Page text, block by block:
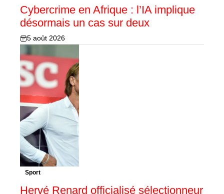
Cybercrime en Afrique : l’IA implique
désormais un cas sur deux
5 août 2026
Sport
Hervé Renard officialisé sélectionneur